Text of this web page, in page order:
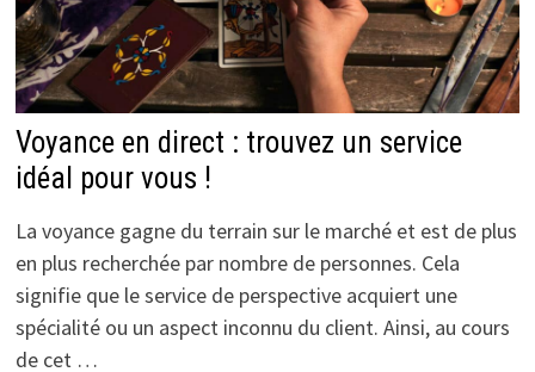
Voyance en direct : trouvez un service
idéal pour vous !
La voyance gagne du terrain sur le marché et est de plus
en plus recherchée par nombre de personnes. Cela
signifie que le service de perspective acquiert une
spécialité ou un aspect inconnu du client. Ainsi, au cours
de cet …